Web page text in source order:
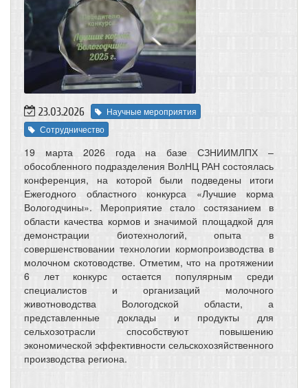
23.03.2026
Научные мероприятия
Сотрудничество
19 марта 2026 года на базе СЗНИИМЛПХ –
обособленного подразделения ВолНЦ РАН состоялась
конференция, на которой были подведены итоги
Ежегодного областного конкурса «Лучшие корма
Вологодчины». Мероприятие стало состязанием в
области качества кормов и значимой площадкой для
демонстрации биотехнологий, опыта в
совершенствовании технологии кормопроизводства в
молочном скотоводстве. Отметим, что на протяжении
6 лет конкурс остается популярным среди
специалистов и организаций молочного
животноводства Вологодской области, а
представленные доклады и продукты для
сельхозотрасли способствуют повышению
экономической эффективности сельскохозяйственного
производства региона.